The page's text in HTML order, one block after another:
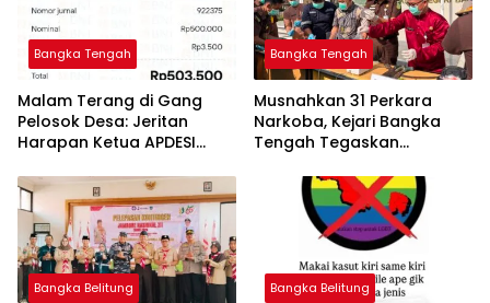
Bangka Tengah
Malam Terang di Gang
Pelosok Desa: Jeritan
Harapan Ketua APDESI
Babel
Bangka Tengah
Musnahkan 31 Perkara
Narkoba, Kejari Bangka
Tengah Tegaskan
Kejahatan Hingga Tuntas
Bangka Belitung Bangka Belitung